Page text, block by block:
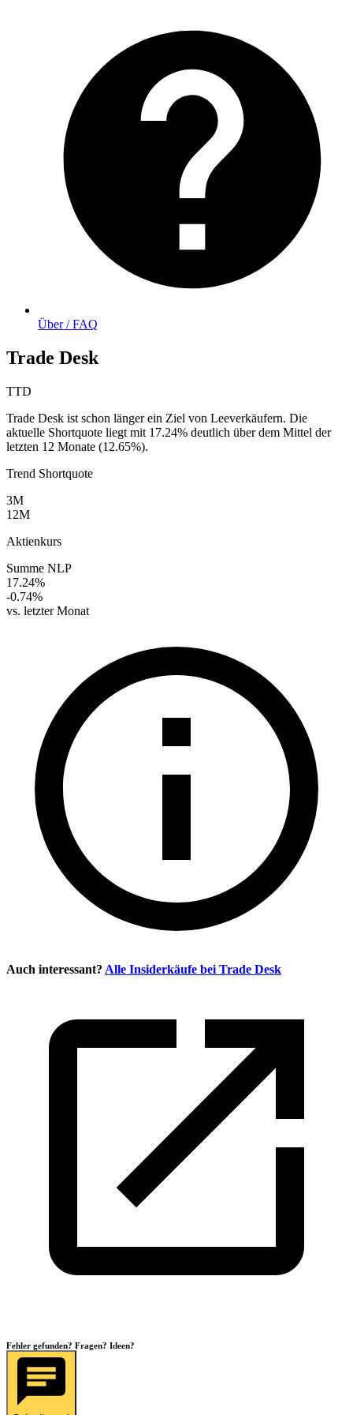
Über / FAQ
Trade Desk
TTD
Trade Desk ist schon länger ein Ziel von Leeverkäufern. Die
aktuelle Shortquote liegt mit 17.24% deutlich über dem Mittel der
letzten 12 Monate (12.65%).
Trend Shortquote
3M
12M
Aktienkurs
Summe NLP
17.24%
-0.74%
vs. letzter Monat
Auch interessant? Alle Insiderkäufe bei Trade Desk
Fehler gefunden? Fragen? Ideen?